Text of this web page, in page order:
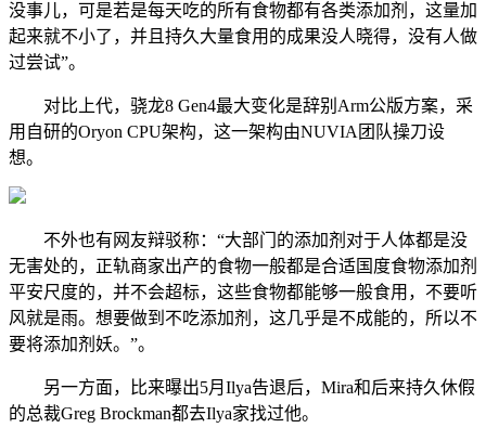
没事儿，可是若是每天吃的所有食物都有各类添加剂，这量加
起来就不小了，并且持久大量食用的成果没人晓得，没有人做
过尝试”。
对比上代，骁龙8 Gen4最大变化是辞别Arm公版方案，采
用自研的Oryon CPU架构，这一架构由NUVIA团队操刀设
想。
不外也有网友辩驳称：“大部门的添加剂对于人体都是没
无害处的，正轨商家出产的食物一般都是合适国度食物添加剂
平安尺度的，并不会超标，这些食物都能够一般食用，不要听
风就是雨。想要做到不吃添加剂，这几乎是不成能的，所以不
要将添加剂妖。”。
另一方面，比来曝出5月Ilya告退后，Mira和后来持久休假
的总裁Greg Brockman都去Ilya家找过他。